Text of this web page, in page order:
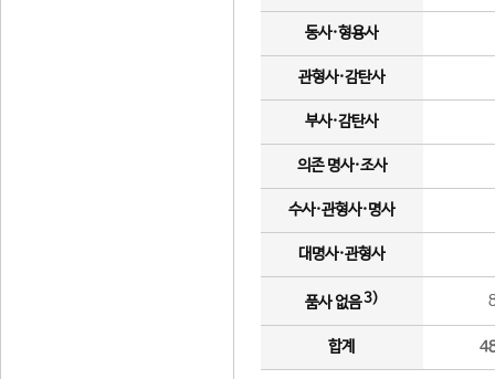
동사·형용사
관형사·감탄사
부사·감탄사
의존 명사·조사
수사·관형사·명사
대명사·관형사
품사 없음3)
합계